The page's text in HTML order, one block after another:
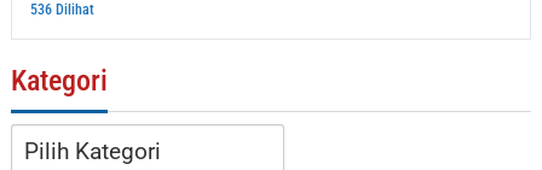
536 Dilihat
Kategori
Kategori